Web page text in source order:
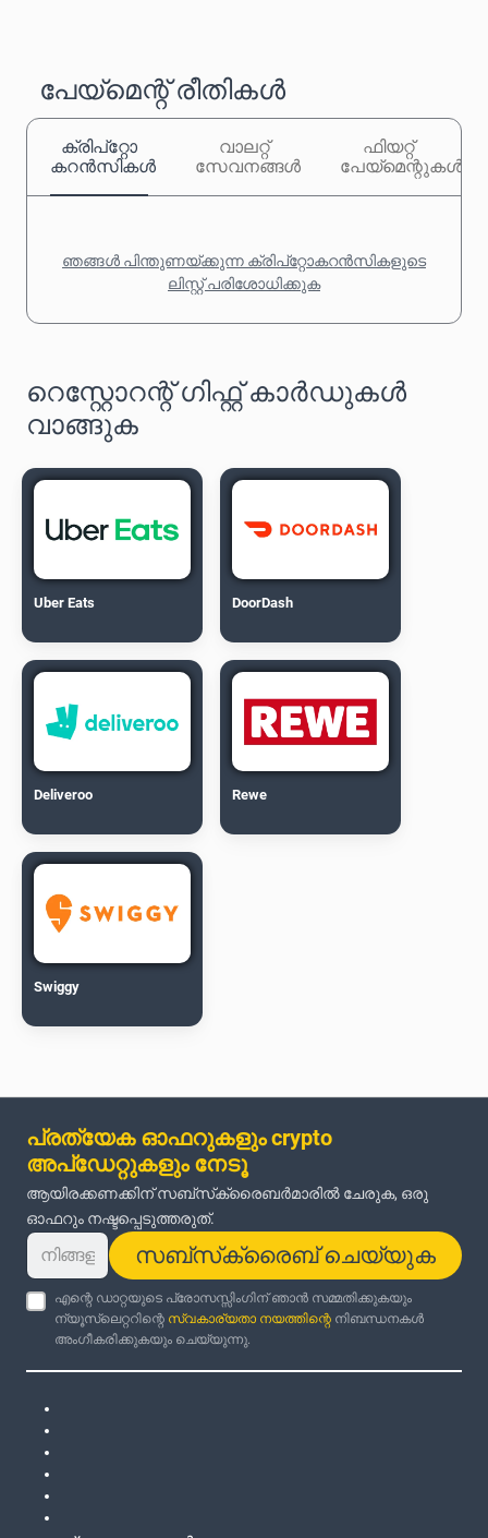
പേയ്‌മെന്റ് രീതികൾ
ക്രിപ്‌റ്റോ
കറൻസികൾ
വാലറ്റ്
സേവനങ്ങൾ
ഫിയറ്റ്
പേയ്‌മെന്റുകൾ
ഞങ്ങൾ പിന്തുണയ്ക്കുന്ന ക്രിപ്‌റ്റോകറൻസികളുടെ
ലിസ്റ്റ് പരിശോധിക്കുക
റെസ്റ്റോറന്റ് ഗിഫ്റ്റ് കാർഡുകൾ
വാങ്ങുക
Uber Eats DoorDash
Deliveroo Rewe
Swiggy
പ്രത്യേക ഓഫറുകളും crypto
അപ്‌ഡേറ്റുകളും നേടൂ
ആയിരക്കണക്കിന് സബ്‌സ്‌ക്രൈബർമാരിൽ ചേരുക, ഒരു
ഓഫറും നഷ്ടപ്പെടുത്തരുത്.
സബ്‌സ്‌ക്രൈബ് ചെയ്യുക
എന്റെ ഡാറ്റയുടെ പ്രോസസ്സിംഗിന് ഞാൻ സമ്മതിക്കുകയും
ന്യൂസ്‌ലെറ്ററിന്റെ സ്വകാര്യതാ നയത്തിന്റെ നിബന്ധനകൾ
അംഗീകരിക്കുകയും ചെയ്യുന്നു.